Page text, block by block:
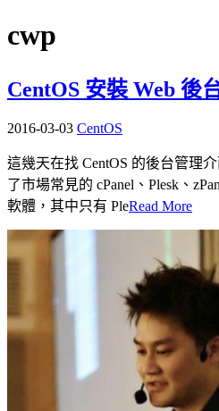
cwp
CentOS 安裝 Web 後
2016-03-03 CentOS
這幾天在找 CentOS 的後台管理
了市場常見的 cPanel、Plesk、
軟體，其中只有 PleRead More